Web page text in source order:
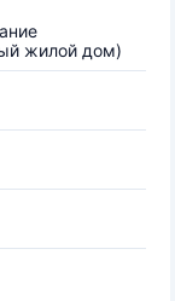
жилой дом)